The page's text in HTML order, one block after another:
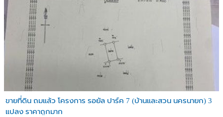
ขายที่ดิน ถมแล้ว โครงการ รอยัล ปาร์ค 7 (บ้านและสวน นครนายก) 3
แปลง ราคาถูกมาก